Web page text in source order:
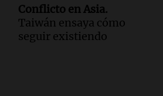
Conflicto en Asia.
Taiwán ensaya cómo
seguir existiendo